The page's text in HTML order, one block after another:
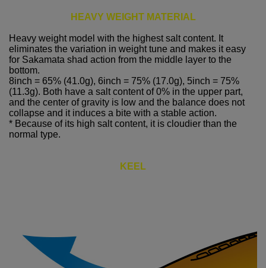
HEAVY WEIGHT MATERIAL
Heavy weight model with the highest salt content. It
eliminates the variation in weight tune and makes it easy
for Sakamata shad action from the middle layer to the
bottom.
8inch = 65% (41.0g), 6inch = 75% (17.0g), 5inch = 75%
(11.3g). Both have a salt content of 0% in the upper part,
and the center of gravity is low and the balance does not
collapse and it induces a bite with a stable action.
* Because of its high salt content, it is cloudier than the
normal type.
KEEL